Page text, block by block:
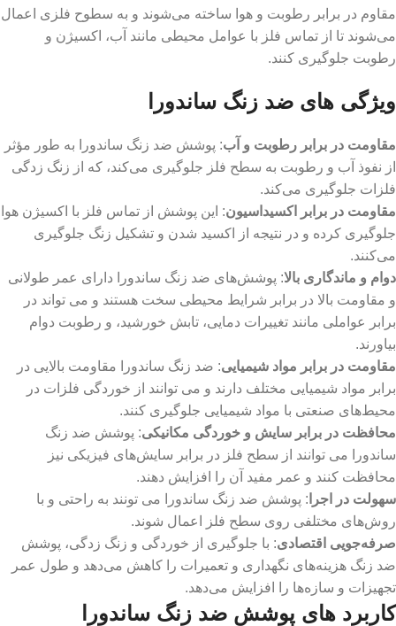
مقاوم در برابر رطوبت و هوا ساخته می‌شوند و به سطوح فلزی اعمال
می‌شوند تا از تماس فلز با عوامل محیطی مانند آب، اکسیژن و
رطوبت جلوگیری کنند.
ویژگی های ضد زنگ ساندورا
مقاومت در برابر رطوبت و آب: پوشش ضد زنگ ساندورا به ‌طور مؤثر
از نفوذ آب و رطوبت به سطح فلز جلوگیری می‌کند، که از زنگ زدگی
فلزات جلوگیری می‌کند.
مقاومت در برابر اکسیداسیون: این پوشش‌ از تماس فلز با اکسیژن هوا
جلوگیری کرده و در نتیجه از اکسید شدن و تشکیل زنگ جلوگیری
می‌کنند.
دوام و ماندگاری بالا: پوشش‌های ضد زنگ ساندورا دارای عمر طولانی
و مقاومت بالا در برابر شرایط محیطی سخت هستند و می ‌تواند در
برابر عواملی مانند تغییرات دمایی، تابش خورشید، و رطوبت دوام
بیاورند.
مقاومت در برابر مواد شیمیایی: ضد زنگ ساندورا مقاومت بالایی در
برابر مواد شیمیایی مختلف دارند و می‌ توانند از خوردگی فلزات در
محیط‌های صنعتی با مواد شیمیایی جلوگیری کنند.
محافظت در برابر سایش و خوردگی مکانیکی: پوشش‌ ضد زنگ
ساندورا می ‌توانند از سطح فلز در برابر سایش‌های فیزیکی نیز
محافظت کنند و عمر مفید آن را افزایش دهند.
سهولت در اجرا : پوشش ‌ضد زنگ ساندورا می ‌تونند به راحتی و با
روش‌های مختلفی روی سطح فلز اعمال شوند.
صرفه‌جویی اقتصادی: با جلوگیری از خوردگی و زنگ زدگی، پوشش
ضد زنگ هزینه‌های نگهداری و تعمیرات را کاهش می‌دهد و طول عمر
تجهیزات و سازه‌ها را افزایش می‌دهد.
کاربرد های پوشش ضد زنگ ساندورا